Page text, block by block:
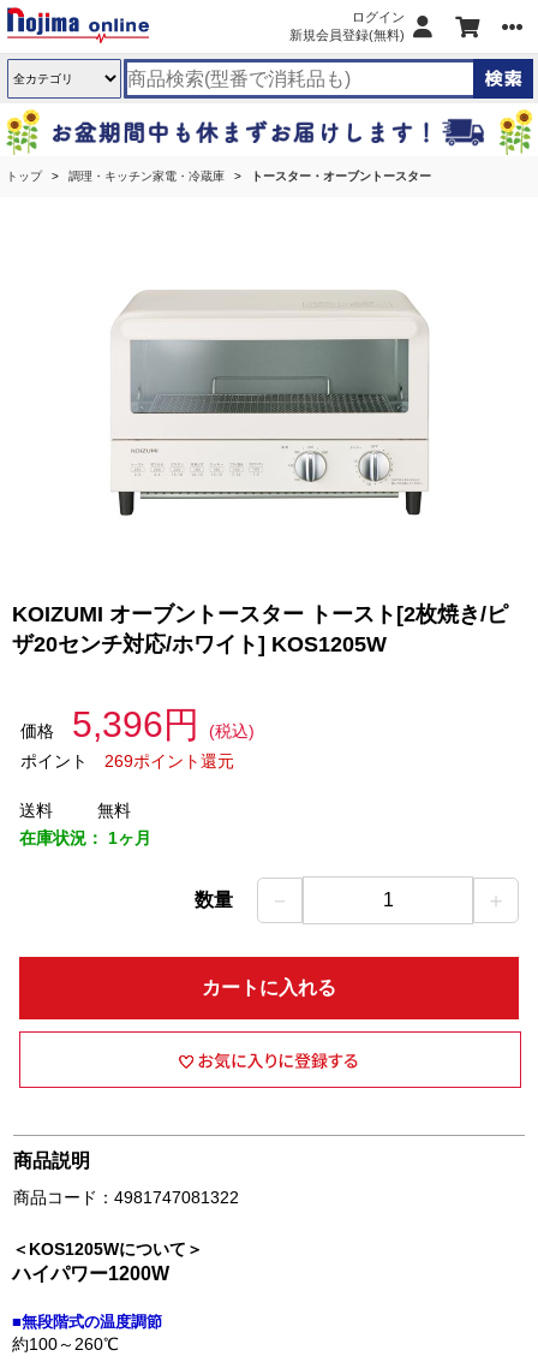
ログイン
新規会員登録(無料)
トップ 調理・キッチン家電・冷蔵庫 トースター・オーブントースター
KOIZUMI オーブントースター トースト[2枚焼き/ピ
ザ20センチ対応/ホワイト] KOS1205W
価格 5,396円
(税込)
ポイント
269ポイント還元
送料
無料
在庫状況： 1ヶ月
数量 － 1 ＋
カートに入れる
商品説明
商品コード：4981747081322
＜KOS1205Wについて＞
ハイパワー1200W
■無段階式の温度調節
約100～260℃